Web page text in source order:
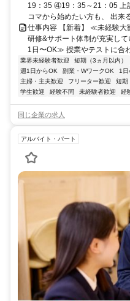
19：35 ④19：35～21：05 上
コマから始めたい方も、 出来
仕事内容 【新着】 ≪未経験大
研修&サポート体制が充実し
1日〜OK≫ 授業やテストに合
業界未経験者歓迎 短期（3ヵ月以内）
週1日からOK
副業・WワークOK 1日
主婦・主夫歓迎
フリーター歓迎 短期
学生歓迎
経験不問 未経験者歓迎 経
同じ企業の求人
アルバイト・パート